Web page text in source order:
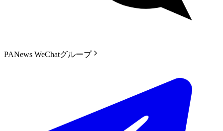
PANews WeChatグループ